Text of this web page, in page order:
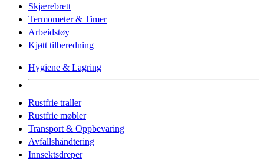
Skjærebrett
Termometer & Timer
Arbeidstøy
Kjøtt tilberedning
Hygiene & Lagring
Rustfrie traller
Rustfrie møbler
Transport & Oppbevaring
Avfallshåndtering
Innsektsdreper